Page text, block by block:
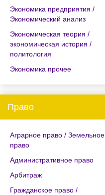
Экономика предприятия /
Экономический анализ
Экономическая теория /
экономическая история /
политология
Экономика прочее
Право
Аграрное право / Земельное
право
Административное право
Арбитраж
Гражданское право /